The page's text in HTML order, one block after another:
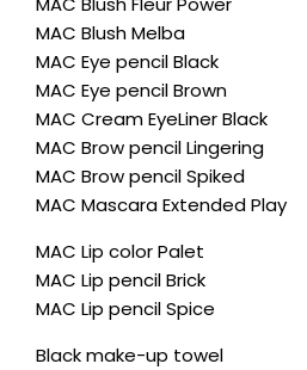
MAC Blush Melba
MAC Eye pencil Black
MAC Eye pencil Brown
MAC Cream EyeLiner Black
MAC Brow pencil Lingering
MAC Brow pencil Spiked
MAC Mascara Extended Play
MAC Lip color Palet
MAC Lip pencil Brick
MAC Lip pencil Spice
Black make-up towel